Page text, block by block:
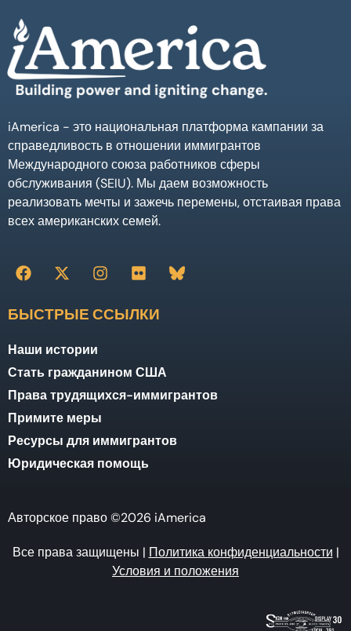
iAmerica - это национальная платформа кампании за
справедливость в отношении иммигрантов
Международного союза работников сферы
обслуживания (SEIU). Мы даем возможность
реализовать мечты и зажечь перемены, отстаивая права
всех американских семей.
БЫСТРЫЕ ССЫЛКИ
Наши истории
Стать гражданином США
Права трудящихся-иммигрантов
Примите меры
Ресурсы для иммигрантов
Юридическая помощь
Авторское право ©2026 iAmerica
Все права защищены | Политика конфиденциальности |
Условия и положения